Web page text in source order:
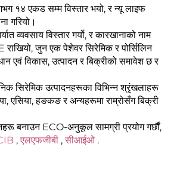
१४ एकड सम्म विस्तार भयो, र न्यू लाइफ
गरियो।
व्यवसाय विस्तार गर्यो, र कारखानाको नाम
जुन एक पेशेवर सिरेमिक र पोर्सिलिन
एवं विकास, उत्पादन र बिक्रीको समावेश छ र
सिरेमिक उत्पादनहरूका विभिन्न श्रृंखलाहरू
एसिया, हङकङ र अन्यहरूमा राम्रोसँग बिक्री
बनाउन ECO-अनुकूल सामग्री प्रयोग गर्छौं,
, एलएफजीबी , सीआईओ .